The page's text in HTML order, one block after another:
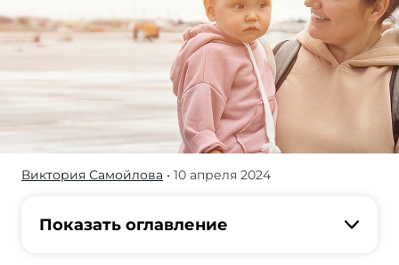
Cпешить
таблетки
Виктория Самойлова • 10 апреля 2024
Показать оглавление